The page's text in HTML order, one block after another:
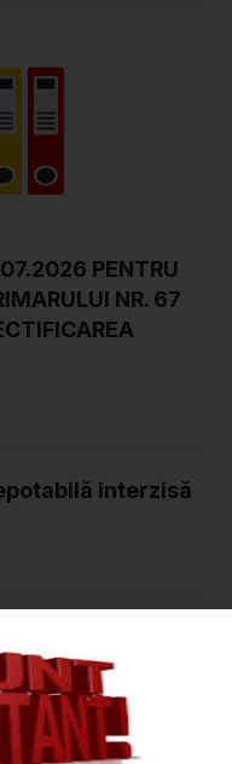
PENTRU
NR. 67
interzisă